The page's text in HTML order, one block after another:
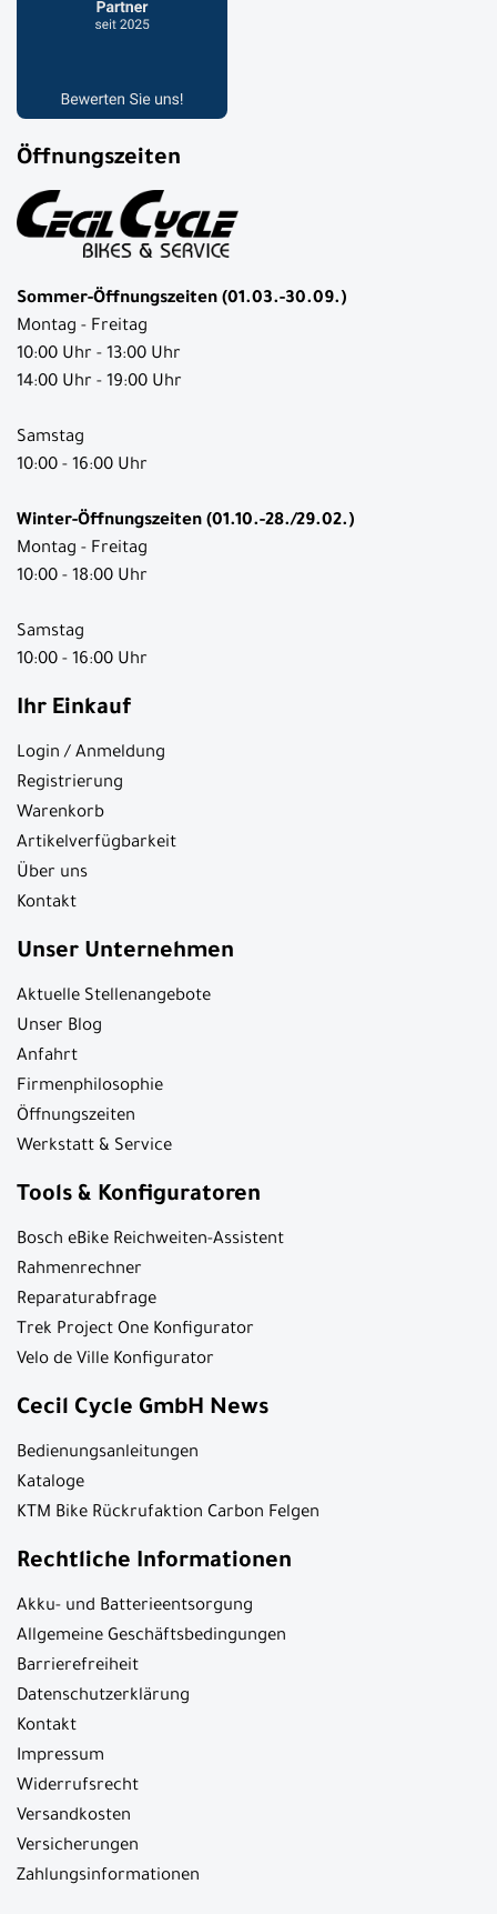
Öffnungszeiten
Sommer-Öffnungszeiten (01.03.-30.09.)
Montag - Freitag
10:00 Uhr - 13:00 Uhr
14:00 Uhr - 19:00 Uhr
Samstag
10:00 - 16:00 Uhr
Winter-Öffnungszeiten (01.10.-28./29.02.)
Montag - Freitag
10:00 - 18:00 Uhr
Samstag
10:00 - 16:00 Uhr
Ihr Einkauf
Login / Anmeldung
Registrierung
Warenkorb
Artikelverfügbarkeit
Über uns
Kontakt
Unser Unternehmen
Aktuelle Stellenangebote
Unser Blog
Anfahrt
Firmenphilosophie
Öffnungszeiten
Werkstatt & Service
Tools & Konfiguratoren
Bosch eBike Reichweiten-Assistent
Rahmenrechner
Reparaturabfrage
Trek Project One Konfigurator
Velo de Ville Konfigurator
Cecil Cycle GmbH News
Bedienungsanleitungen
Kataloge
KTM Bike Rückrufaktion Carbon Felgen
Rechtliche Informationen
Akku- und Batterieentsorgung
Allgemeine Geschäftsbedingungen
Barrierefreiheit
Datenschutzerklärung
Kontakt
Impressum
Widerrufsrecht
Versandkosten
Versicherungen
Zahlungsinformationen